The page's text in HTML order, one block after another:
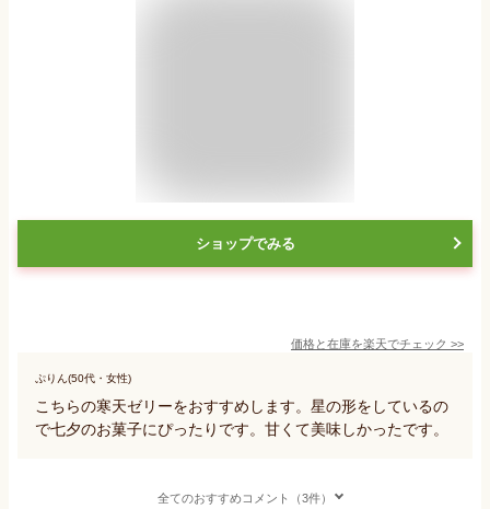
ショップでみる
価格と在庫を楽天でチェック >>
ぷりん(50代・女性)
こちらの寒天ゼリーをおすすめします。星の形をしているの
で七夕のお菓子にぴったりです。甘くて美味しかったです。
全てのおすすめコメント（3件）